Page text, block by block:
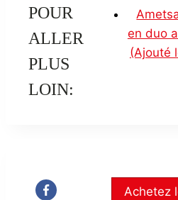
POUR
ALLER
PLUS
LOIN:
en duo
(Ajouté
Achetez